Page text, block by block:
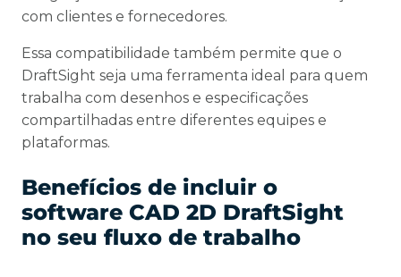
com clientes e fornecedores.
Essa compatibilidade também permite que o
DraftSight seja uma ferramenta ideal para quem
trabalha com desenhos e especificações
compartilhadas entre diferentes equipes e
plataformas.
Benefícios de incluir o
software CAD 2D DraftSight
no seu fluxo de trabalho